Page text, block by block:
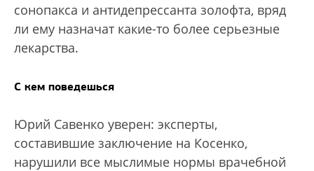
сонопакса и антидепрессанта золофта, вряд
ли ему назначат какие-то более серьезные
лекарства.
С кем поведешься
Юрий Савенко уверен: эксперты,
составившие заключение на Косенко,
нарушили все мыслимые нормы врачебной